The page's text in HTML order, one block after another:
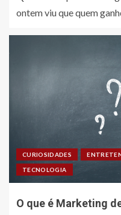
ontem viu que quem
CURIOSIDADES
TECNOLOGIA
O que é Marketing